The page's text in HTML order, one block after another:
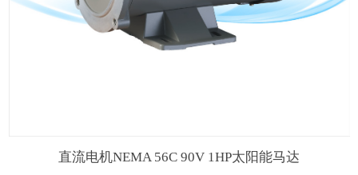
直流电机NEMA 56C 90V 1HP太阳能马达